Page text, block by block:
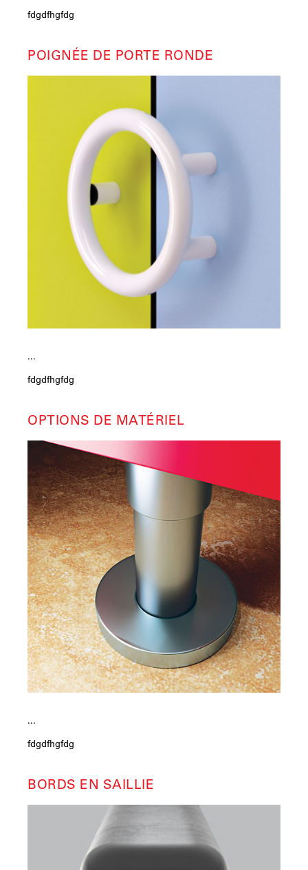
fdgdfhgfdg
POIGNÉE DE PORTE RONDE
...
fdgdfhgfdg
OPTIONS DE MATÉRIEL
...
fdgdfhgfdg
BORDS EN SAILLIE